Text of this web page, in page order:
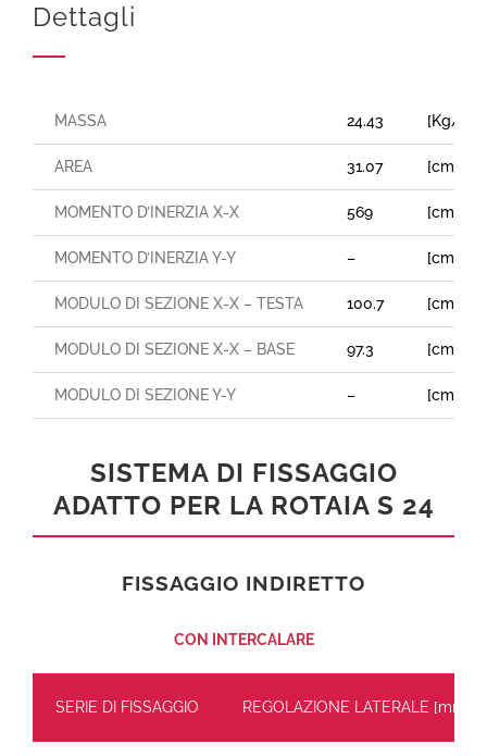
Dettagli
MASSA 24.43 [Kg/m]
AREA 31.07 [cm²]
MOMENTO D’INERZIA X-X 569 [cm⁴]
MOMENTO D’INERZIA Y-Y – [cm⁴]
MODULO DI SEZIONE X-X – TESTA 100.7 [cm³]
MODULO DI SEZIONE X-X – BASE 97.3 [cm³]
MODULO DI SEZIONE Y-Y – [cm³]
SISTEMA DI FISSAGGIO
ADATTO PER LA ROTAIA S 24
FISSAGGIO INDIRETTO
CON INTERCALARE
SERIE DI FISSAGGIO REGOLAZIONE LATERALE [mm]